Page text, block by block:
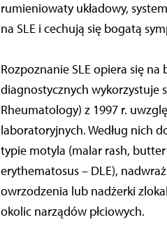
rumieniowaty układowy,
na SLE i cechują się bogatą
Rozpoznanie SLE opiera się
diagnostycznych wykorzystuje
Rheumatology) z 1997 r.
laboratoryjnych. Według nich
typie motyla (malar rash,
erythematosus – DLE),
owrzodzenia lub nadżerki
okolic narządów płciowych.